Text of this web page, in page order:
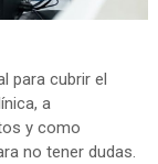
para cubrir el
a
y como
no tener dudas.